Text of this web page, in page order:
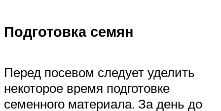
Подготовка семян
Перед посевом следует уделить
некоторое время подготовке
семенного материала. За день до